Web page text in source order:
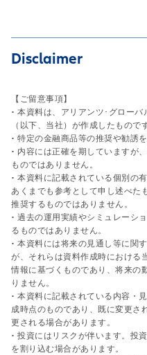
Disclaimer
【ご留意事項】
• 本資料は、アリアンツ･グロー
（以下、当社）が作成したものです
• 特定の金融商品等の推奨や勧誘
• 内容には正確を期していますが
ものではありません。
• 本資料に記載されている個別の
あくまでも参考として申し述べた
推奨するものではありません。
• 過去の運用実績やシミュレーシ
るものではありません。
• 本資料には将来の見通し等に関
が、それらは資料作成時における
情報に基づくものであり、将来の
りません。
• 本資料に記載されている内容・
成時点のものであり、既に変更さ
更される場合があります。
• 投資にはリスクが伴います。投
を割り込む場合があります。